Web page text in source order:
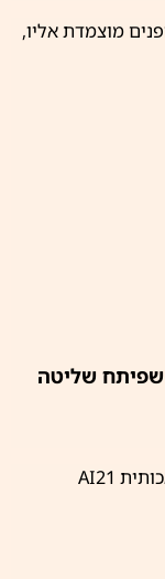
שפיתח שליטה